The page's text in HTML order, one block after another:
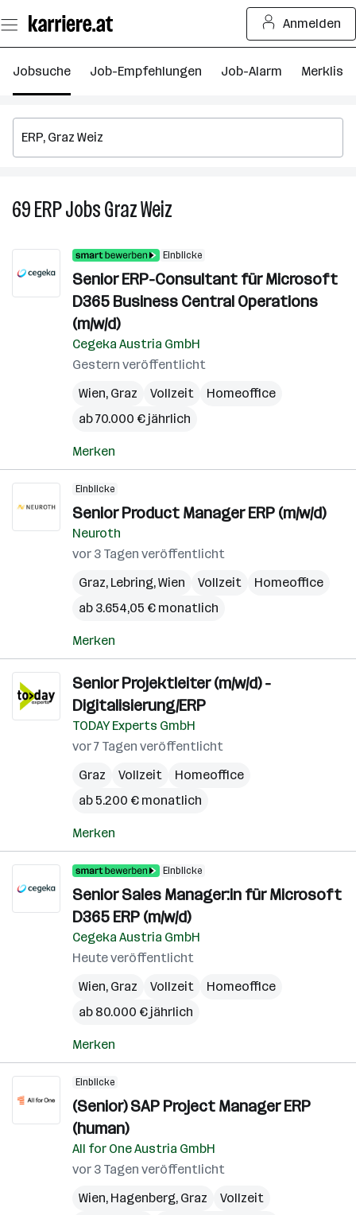
Seiteninhalt
springen
Anmelden
Jobsuche Job-Empfehlungen Job-Alarm Merkliste
69ERPJobsGraz Weiz
in
Graz
Weiz
Einblicke
Senior ERP-Consultant für Microsoft
D365 Business Central Operations
(m/w/d)
Cegeka Austria GmbH
Gestern veröffentlicht
Wien, Graz Vollzeit
Homeoffice
ab 70.000 € jährlich
Merken
Einblicke
Senior Product Manager ERP (m/w/d)
Neuroth
vor 3 Tagen veröffentlicht
Graz, Lebring,Wien Vollzeit
Homeoffice
ab 3.654,05 € monatlich
Merken
Senior Projektleiter (m/w/d) -
Digitalisierung/ERP
TODAY Experts GmbH
vor 7 Tagen veröffentlicht
Graz
Vollzeit
Homeoffice
ab 5.200 € monatlich
Merken
Einblicke
Senior Sales Manager:in für Microsoft
D365 ERP (m/w/d)
Cegeka Austria GmbH
Heute veröffentlicht
Wien, Graz Vollzeit
Homeoffice
ab 80.000 € jährlich
Merken
Einblicke
(Senior) SAP Project Manager ERP
(human)
All for One Austria GmbH
vor 3 Tagen veröffentlicht
Wien, Hagenberg, Graz
Vollzeit